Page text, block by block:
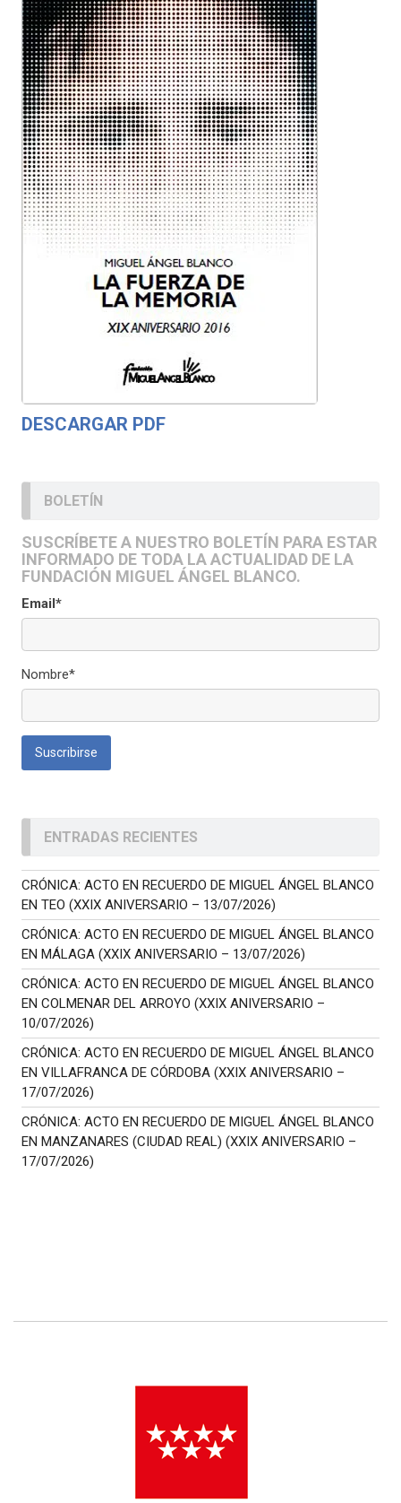
DESCARGAR PDF
BOLETÍN
SUSCRÍBETE A NUESTRO BOLETÍN PARA ESTAR
INFORMADO DE TODA LA ACTUALIDAD DE LA
FUNDACIÓN MIGUEL ÁNGEL BLANCO.
Email*
Nombre*
ENTRADAS RECIENTES
CRÓNICA: ACTO EN RECUERDO DE MIGUEL ÁNGEL BLANCO
EN TEO (XXIX ANIVERSARIO – 13/07/2026)
CRÓNICA: ACTO EN RECUERDO DE MIGUEL ÁNGEL BLANCO
EN MÁLAGA (XXIX ANIVERSARIO – 13/07/2026)
CRÓNICA: ACTO EN RECUERDO DE MIGUEL ÁNGEL BLANCO
EN COLMENAR DEL ARROYO (XXIX ANIVERSARIO –
10/07/2026)
CRÓNICA: ACTO EN RECUERDO DE MIGUEL ÁNGEL BLANCO
EN VILLAFRANCA DE CÓRDOBA (XXIX ANIVERSARIO –
17/07/2026)
CRÓNICA: ACTO EN RECUERDO DE MIGUEL ÁNGEL BLANCO
EN MANZANARES (CIUDAD REAL) (XXIX ANIVERSARIO –
17/07/2026)